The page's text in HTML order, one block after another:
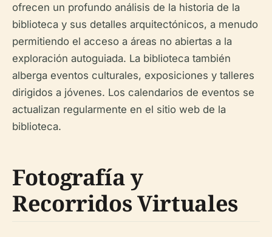
ofrecen un profundo análisis de la historia de la
biblioteca y sus detalles arquitectónicos, a menudo
permitiendo el acceso a áreas no abiertas a la
exploración autoguiada. La biblioteca también
alberga eventos culturales, exposiciones y talleres
dirigidos a jóvenes. Los calendarios de eventos se
actualizan regularmente en el sitio web de la
biblioteca.
Fotografía y
Recorridos Virtuales